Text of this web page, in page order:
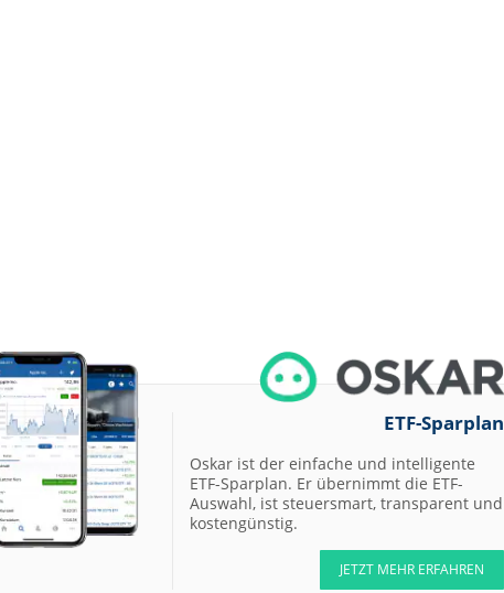
ETF-Sparplan
Oskar ist der einfache und intelligente
ETF-Sparplan. Er übernimmt die ETF-
Auswahl, ist steuersmart, transparent und
kostengünstig.
JETZT MEHR ERFAHREN